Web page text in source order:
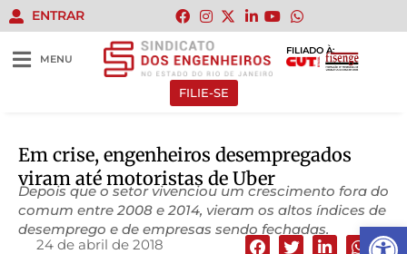
Abrir
ENTRAR
MENU
FILIADO À:
FILIE-SE
Em crise, engenheiros desempregados
viram até motoristas de Uber
Depois que o setor vivenciou um crescimento fora do
comum entre 2008 e 2014, vieram os altos índices de
desemprego e de empresas sendo fechadas.
24 de abril de 2018